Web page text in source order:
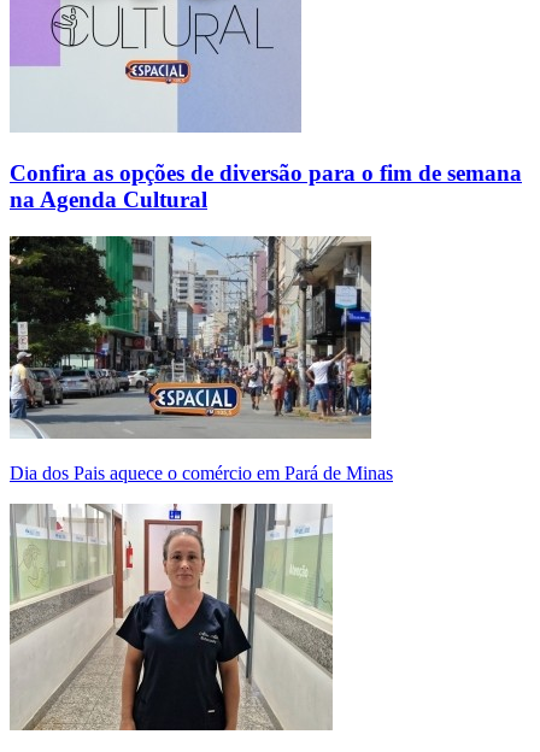
Confira as opções de diversão para o fim de semana
na Agenda Cultural
Dia dos Pais aquece o comércio em Pará de Minas